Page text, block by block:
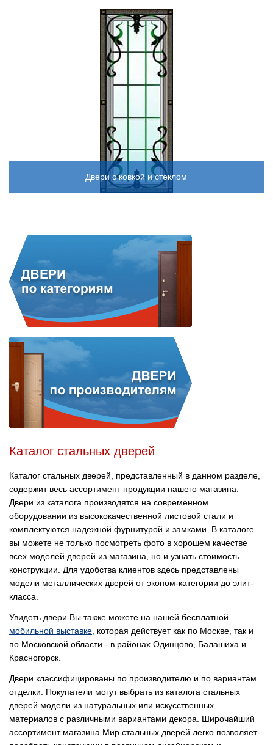
Двери с ковкой и стеклом
Каталог стальных дверей
Каталог стальных дверей, представленный в данном разделе,
содержит весь ассортимент продукции нашего магазина.
Двери из каталога производятся на современном
оборудовании из высококачественной листовой стали и
комплектуются надежной фурнитурой и замками. В каталоге
вы можете не только посмотреть фото в хорошем качестве
всех моделей дверей из магазина, но и узнать стоимость
конструкции. Для удобства клиентов здесь представлены
модели металлических дверей от эконом-категории до элит-
класса.
Увидеть двери Вы также можете на нашей бесплатной
мобильной выставке , которая действует как по Москве, так и
по Московской области - в районах Одинцово, Балашиха и
Красногорск.
Двери классифицированы по производителю и по вариантам
отделки. Покупатели могут выбрать из каталога стальных
дверей модели из натуральных или искусственных
материалов с различными вариантами декора. Широчайший
ассортимент магазина Мир стальных дверей легко позволяет